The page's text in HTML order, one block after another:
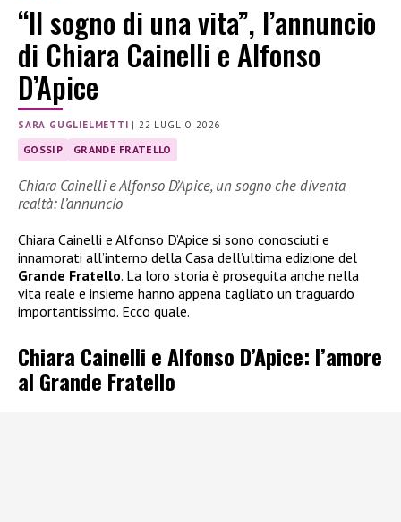
“Il sogno di una vita”, l’annuncio
di Chiara Cainelli e Alfonso
D’Apice
SARA GUGLIELMETTI |22 LUGLIO 2026
GOSSIP GRANDE FRATELLO
Chiara Cainelli e Alfonso D’Apice, un sogno che diventa
realtà: l’annuncio
Chiara Cainelli e Alfonso D’Apice si sono conosciuti e
innamorati all’interno della Casa dell’ultima edizione del
Grande Fratello. La loro storia è proseguita anche nella
vita reale e insieme hanno appena tagliato un traguardo
importantissimo. Ecco quale.
Chiara Cainelli e Alfonso D’Apice: l’amore
al Grande Fratello